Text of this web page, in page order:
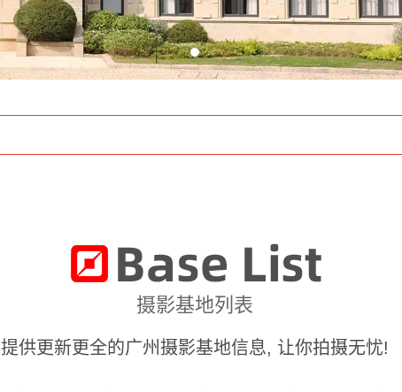
摄影基地列表
提供更新更全的广州摄影基地信息, 让你拍摄无忧!